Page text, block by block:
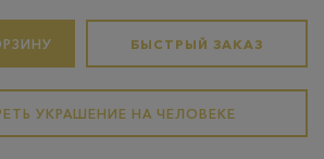
БЫСТРЫЙ ЗАКАЗ
УКРАШЕНИЕ НА ЧЕЛОВЕКЕ